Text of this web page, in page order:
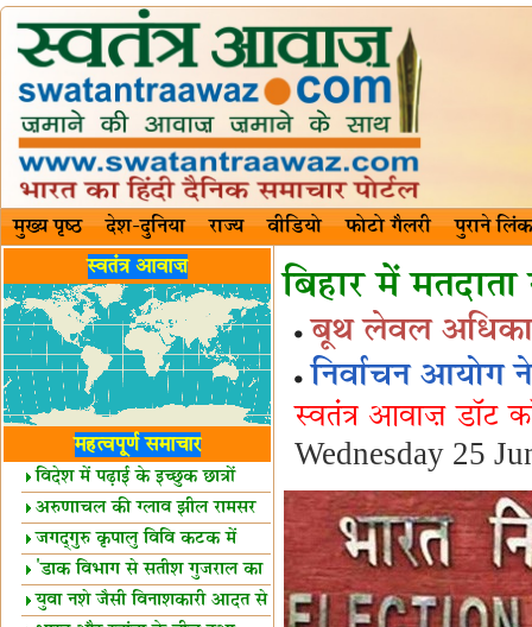
मुख्य पृष्ठ देश-दुनिया राज्य वीडियो फोटो गैलरी पुराने लिंक
स्वतंत्र आवाज़
महत्वपूर्ण समाचार
विदेश में पढ़ाई के इच्छुक छात्रों
केलिए खुशखबरी!
अरुणाचल की ग्लाव झील रामसर
स्थल घोषित
जगद्गुरु कृपालु विवि कटक में
शैक्षिक सत्र शुरू
'डाक विभाग से सतीश गुजराल का
रिश्ता गहरा'
युवा नशे जैसी विनाशकारी आदत से
बिहार में
बूथ लेवल
निर्वाचन आयोग
स्वतंत्र आवाज़ डॉट
Wednesday 25